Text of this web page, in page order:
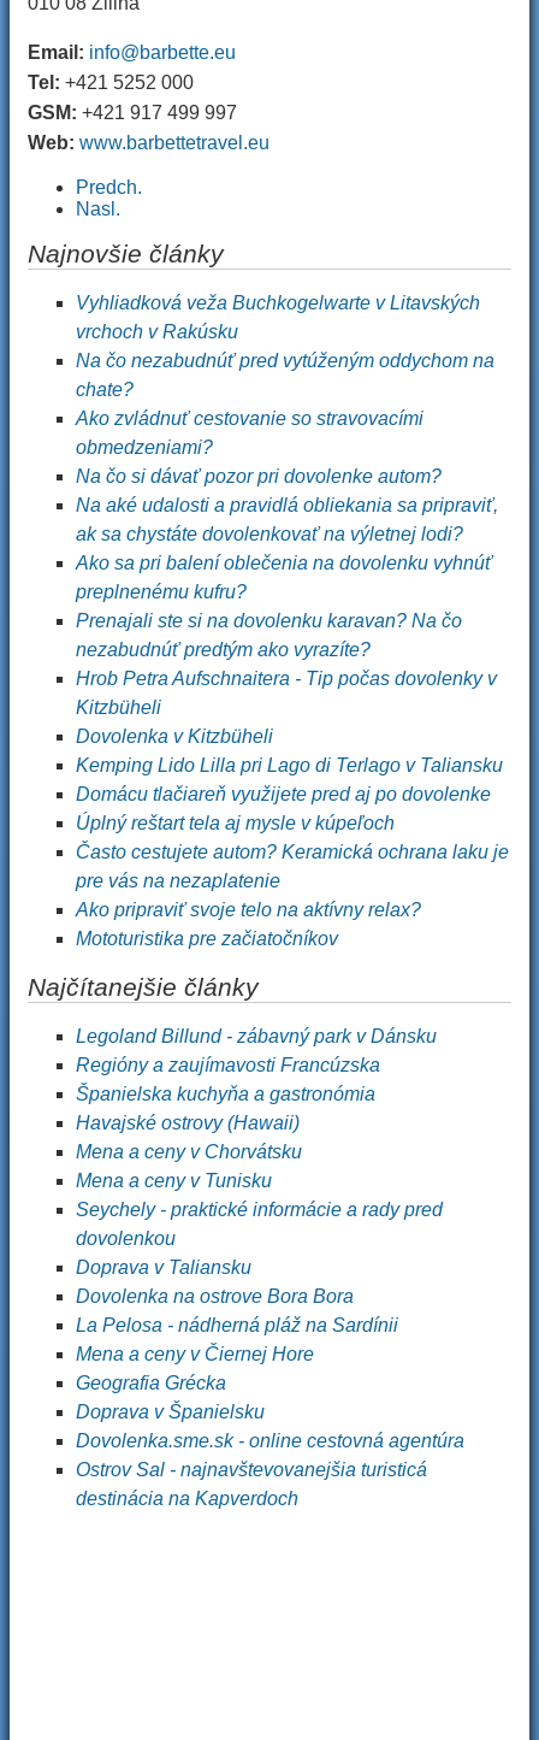
Email: info@barbette.eu
Tel: +421 5252 000
GSM: +421 917 499 997
Web: www.barbettetravel.eu
Predch.
Nasl.
Najnovšie články
Vyhliadková veža Buchkogelwarte v Litavských
vrchoch v Rakúsku
Na čo nezabudnúť pred vytúženým oddychom na
chate?
Ako zvládnuť cestovanie so stravovacími
obmedzeniami?
Na čo si dávať pozor pri dovolenke autom?
Na aké udalosti a pravidlá obliekania sa pripraviť,
ak sa chystáte dovolenkovať na výletnej lodi?
Ako sa pri balení oblečenia na dovolenku vyhnúť
preplnenému kufru?
Prenajali ste si na dovolenku karavan? Na čo
nezabudnúť predtým ako vyrazíte?
Hrob Petra Aufschnaitera - Tip počas dovolenky v
Kitzbüheli
Dovolenka v Kitzbüheli
Kemping Lido Lilla pri Lago di Terlago v Taliansku
Domácu tlačiareň využijete pred aj po dovolenke
Úplný reštart tela aj mysle v kúpeľoch
Často cestujete autom? Keramická ochrana laku je
pre vás na nezaplatenie
Ako pripraviť svoje telo na aktívny relax?
Mototuristika pre začiatočníkov
Najčítanejšie články
Legoland Billund - zábavný park v Dánsku
Regióny a zaujímavosti Francúzska
Španielska kuchyňa a gastronómia
Havajské ostrovy (Hawaii)
Mena a ceny v Chorvátsku
Mena a ceny v Tunisku
Seychely - praktické informácie a rady pred
dovolenkou
Doprava v Taliansku
Dovolenka na ostrove Bora Bora
La Pelosa - nádherná pláž na Sardínii
Mena a ceny v Čiernej Hore
Geografia Grécka
Doprava v Španielsku
Dovolenka.sme.sk - online cestovná agentúra
Ostrov Sal - najnavštevovanejšia turisticá
destinácia na Kapverdoch